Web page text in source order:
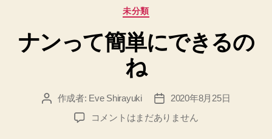
カ
ゴ
リ
ー
未分類
ナンって簡単にできるの
ね
投 作成者: Eve Shirayuki
投
稿
日
2020年8月25日
ナ
コメントはまだありません